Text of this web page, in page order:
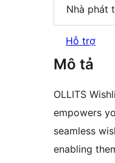
Nhà phát
Hỗ trợ
Mô tả
OLLITS
empowers
seamless
enabling